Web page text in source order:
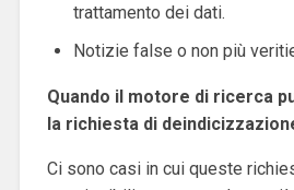
trattamento dei dati.
Notizie false o non più
Quando il motore di ricerca
la richiesta di
Ci sono casi in cui queste